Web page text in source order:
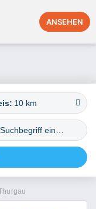
ANSEHEN
Deutschland
10 km